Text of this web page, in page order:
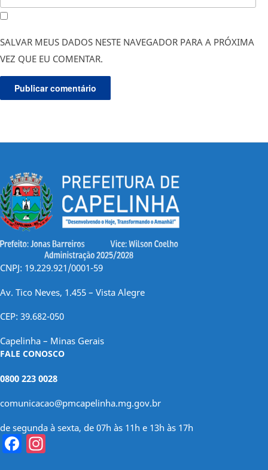
SALVAR MEUS DADOS NESTE NAVEGADOR PARA A PRÓXIMA
VEZ QUE EU COMENTAR.
CNPJ: 19.229.921/0001-59
Av. Tico Neves, 1.455 – Vista Alegre
CEP: 39.682-050
Capelinha – Minas Gerais
FALE CONOSCO
0800 223 0028
comunicacao@pmcapelinha.mg.gov.br
de segunda à sexta, de 07h às 11h e 13h às 17h
Facebook